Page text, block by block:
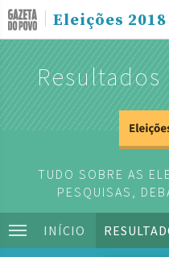
Eleições 2018
TUDO SOBRE AS
PESQUISAS,
INÍCIO